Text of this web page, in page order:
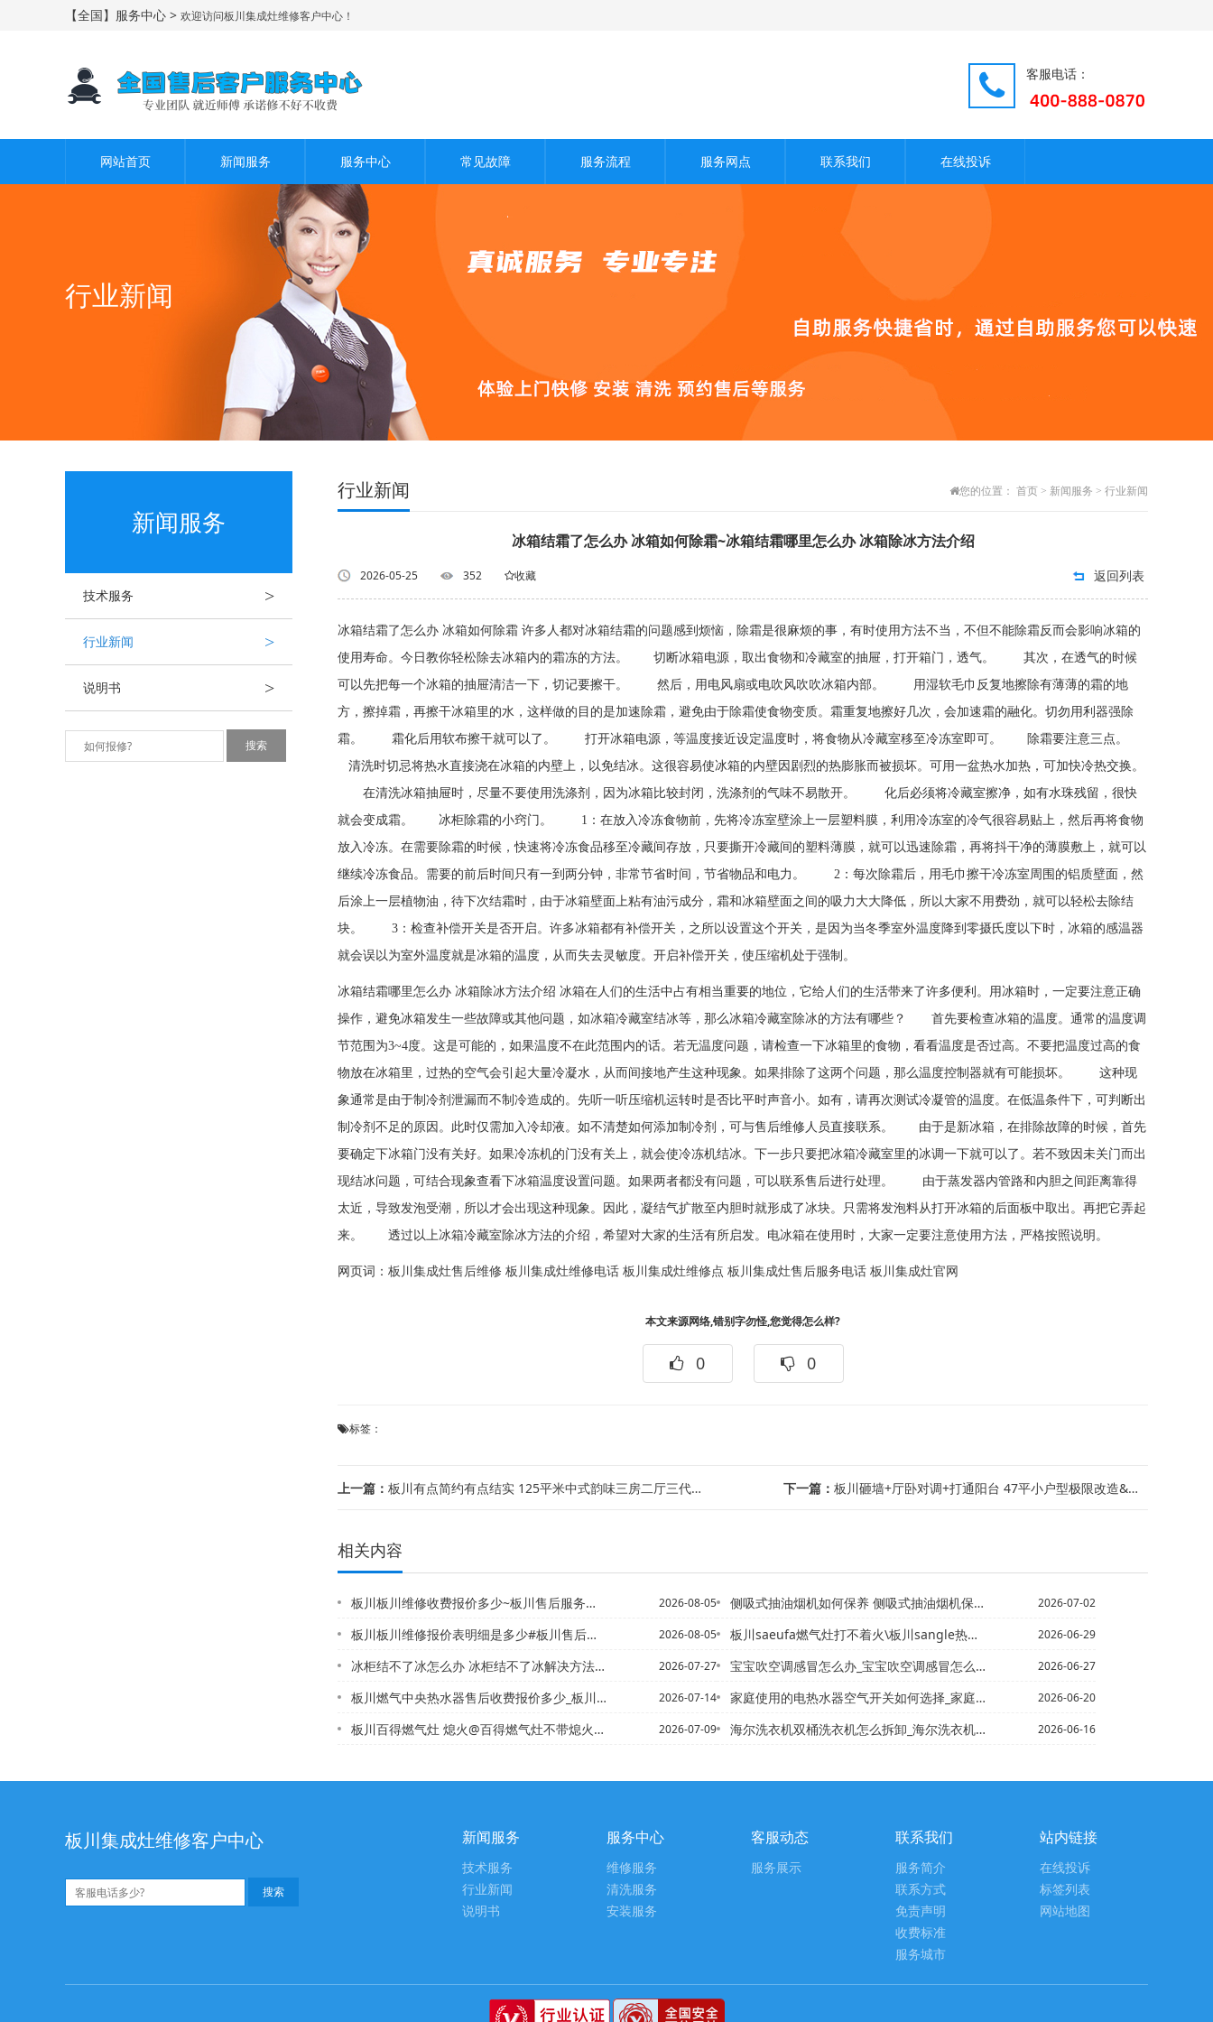
【全国】服务中心 > 欢迎访问板川集成灶维修客户中心！
客服电话：
网站首页 新闻服务 服务中心 常见故障 服务流程 服务网点 联系我们 在线投诉
行业新闻
新闻服务
技术服务 >
行业新闻 >
说明书 >
行业新闻 您的位置： 首页 > 新闻服务 > 行业新闻
冰箱结霜了怎么办 冰箱如何除霜~冰箱结霜哪里怎么办 冰箱除冰方法介绍
2026-05-25 352 收藏 返回列表
冰箱结霜了怎么办 冰箱如何除霜 许多人都对冰箱结霜的问题感到烦恼，除霜是很麻烦的事，有时使用方法不当，不但不能除霜反而会影响冰箱的
使用寿命。今日教你轻松除去冰箱内的霜冻的方法。 切断冰箱电源，取出食物和冷藏室的抽屉，打开箱门，透气。 其次，在透气的时候
可以先把每一个冰箱的抽屉清洁一下，切记要擦干。 然后，用电风扇或电吹风吹吹冰箱内部。 用湿软毛巾反复地擦除有薄薄的霜的地
方，擦掉霜，再擦干冰箱里的水，这样做的目的是加速除霜，避免由于除霜使食物变质。霜重复地擦好几次，会加速霜的融化。切勿用利器强除
霜。 霜化后用软布擦干就可以了。 打开冰箱电源，等温度接近设定温度时，将食物从冷藏室移至冷冻室即可。 除霜要注意三点。
清洗时切忌将热水直接浇在冰箱的内壁上，以免结冰。这很容易使冰箱的内壁因剧烈的热膨胀而被损坏。可用一盆热水加热，可加快冷热交换。
在清洗冰箱抽屉时，尽量不要使用洗涤剂，因为冰箱比较封闭，洗涤剂的气味不易散开。 化后必须将冷藏室擦净，如有水珠残留，很快
就会变成霜。 冰柜除霜的小窍门。 1：在放入冷冻食物前，先将冷冻室壁涂上一层塑料膜，利用冷冻室的冷气很容易贴上，然后再将食物
放入冷冻。在需要除霜的时候，快速将冷冻食品移至冷藏间存放，只要撕开冷藏间的塑料薄膜，就可以迅速除霜，再将抖干净的薄膜敷上，就可以
继续冷冻食品。需要的前后时间只有一到两分钟，非常节省时间，节省物品和电力。 2：每次除霜后，用毛巾擦干冷冻室周围的铝质壁面，然
后涂上一层植物油，待下次结霜时，由于冰箱壁面上粘有油污成分，霜和冰箱壁面之间的吸力大大降低，所以大家不用费劲，就可以轻松去除结
块。 3：检查补偿开关是否开启。许多冰箱都有补偿开关，之所以设置这个开关，是因为当冬季室外温度降到零摄氏度以下时，冰箱的感温器
就会误以为室外温度就是冰箱的温度，从而失去灵敏度。开启补偿开关，使压缩机处于强制。
冰箱结霜哪里怎么办 冰箱除冰方法介绍 冰箱在人们的生活中占有相当重要的地位，它给人们的生活带来了许多便利。用冰箱时，一定要注意正确
操作，避免冰箱发生一些故障或其他问题，如冰箱冷藏室结冰等，那么冰箱冷藏室除冰的方法有哪些？ 首先要检查冰箱的温度。通常的温度调
节范围为3~4度。这是可能的，如果温度不在此范围内的话。若无温度问题，请检查一下冰箱里的食物，看看温度是否过高。不要把温度过高的食
物放在冰箱里，过热的空气会引起大量冷凝水，从而间接地产生这种现象。如果排除了这两个问题，那么温度控制器就有可能损坏。 这种现
象通常是由于制冷剂泄漏而不制冷造成的。先听一听压缩机运转时是否比平时声音小。如有，请再次测试冷凝管的温度。在低温条件下，可判断出
制冷剂不足的原因。此时仅需加入冷却液。如不清楚如何添加制冷剂，可与售后维修人员直接联系。 由于是新冰箱，在排除故障的时候，首先
要确定下冰箱门没有关好。如果冷冻机的门没有关上，就会使冷冻机结冰。下一步只要把冰箱冷藏室里的冰调一下就可以了。若不致因未关门而出
现结冰问题，可结合现象查看下冰箱温度设置问题。如果两者都没有问题，可以联系售后进行处理。 由于蒸发器内管路和内胆之间距离靠得
太近，导致发泡受潮，所以才会出现这种现象。因此，凝结气扩散至内胆时就形成了冰块。只需将发泡料从打开冰箱的后面板中取出。再把它弄起
来。 透过以上冰箱冷藏室除冰方法的介绍，希望对大家的生活有所启发。电冰箱在使用时，大家一定要注意使用方法，严格按照说明。
网页词： 板川集成灶售后维修 板川集成灶维修电话 板川集成灶维修点 板川集成灶售后服务电话 板川集成灶官网
本文来源网络,错别字勿怪,您觉得怎么样?
0 0
标签：
上一篇： 板川有点简约有点结实 125平米中式韵味三房二厅三代同堂#板川有蹲坑的淋浴房弊端... 下一篇： 板川砸墙+厅卧对调+打通阳台 47平小户型极限改造&砸墙改格局扩空间 47平小屋...
相关内容
板川板川维修收费报价多少~板川售后服务总部电话2027最新标准 2026-08-05
板川板川维修报价表明细是多少#板川售后电话怎么联系官方发布 2026-08-05
冰柜结不了冰怎么办 冰柜结不了冰解决方法~冰柜结满冰怎么处理 2026-07-27
板川燃气中央热水器售后收费报价多少_板川燃气中央热水器售后收费报价多少钱2027... 2026-07-14
板川百得燃气灶 熄火@百得燃气灶不带熄火保护 2026-07-09
侧吸式抽油烟机如何保养 侧吸式抽油烟机保养方法-侧吸式油烟机的安装高度 如何清洗... 2026-07-02
板川saeufa燃气灶打不着火\板川sangle热水器售后电话,桑乐热水器 2026-06-29
宝宝吹空调感冒怎么办_宝宝吹空调感冒怎么办_1 2026-06-27
家庭使用的电热水器空气开关如何选择_家庭使用的电热水器空气开关的选择方法_家庭洗... 2026-06-20
海尔洗衣机双桶洗衣机怎么拆卸_海尔洗衣机双桶洗衣机拆卸方法*海尔洗衣机水管接头怎... 2026-06-16
板川集成灶维修客户中心 新闻服务
技术服务
行业新闻
说明书
服务中心
维修服务
清洗服务
安装服务
客服动态
服务展示
联系我们
服务简介
联系方式
免责声明
收费标准
服务城市
站内链接
在线投诉
标签列表
网站地图